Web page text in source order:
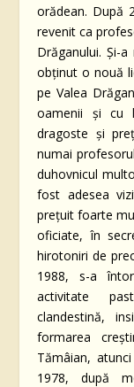
orădean. După
revenit ca
Drăganului. Și-
obţinut o nouă
pe Valea
oamenii şi cu
dragoste şi
numai
duhovnicul
fost adesea
preţuit foarte
oficiate, în
hirotoniri de
1988, s-a
activitate
clandestină,
formarea
Tămâian,
1978, după